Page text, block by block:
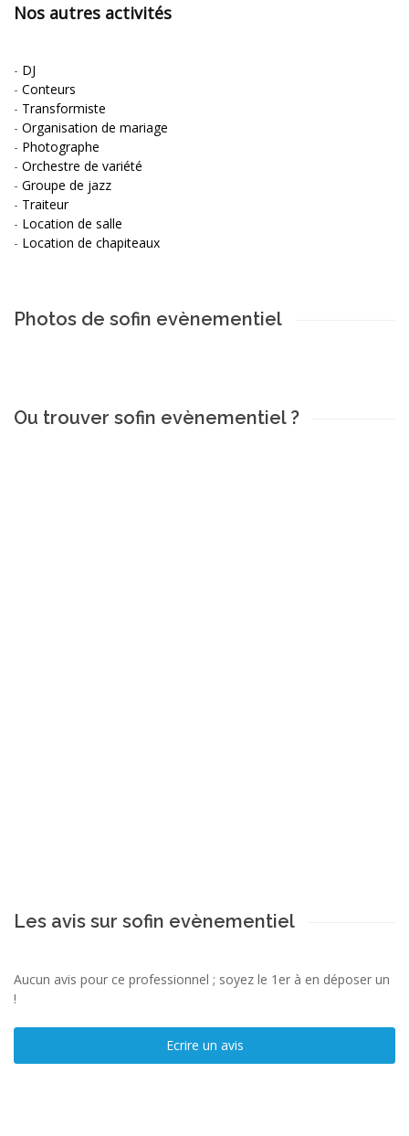
Nos autres activités
- DJ
- Conteurs
- Transformiste
- Organisation de mariage
- Photographe
- Orchestre de variété
- Groupe de jazz
- Traiteur
- Location de salle
- Location de chapiteaux
Photos de sofin evènementiel
Ou trouver sofin evènementiel ?
Les avis sur sofin evènementiel
Aucun avis pour ce professionnel ; soyez le 1er à en déposer un
!
Ecrire un avis